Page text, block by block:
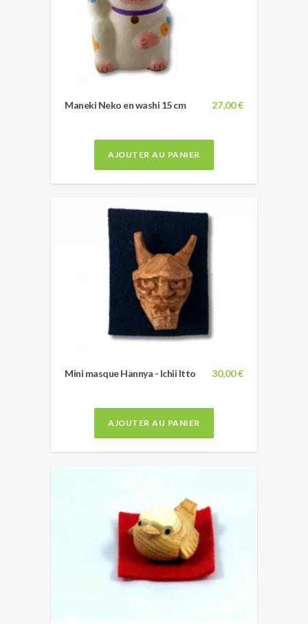
27,00 €
Maneki Neko en washi 15 cm
AJOUTER AU PANIER
30,00 €
Mini masque Hannya - Ichii Itto
AJOUTER AU PANIER